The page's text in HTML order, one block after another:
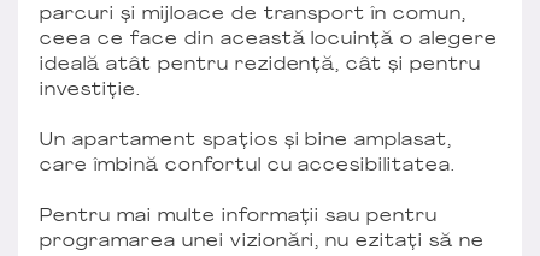
parcuri și mijloace de transport în comun,
ceea ce face din această locuință o alegere
ideală atât pentru rezidență, cât și pentru
investiție.
Un apartament spațios și bine amplasat,
care îmbină confortul cu accesibilitatea.
Pentru mai multe informații sau pentru
programarea unei vizionări, nu ezitați să ne